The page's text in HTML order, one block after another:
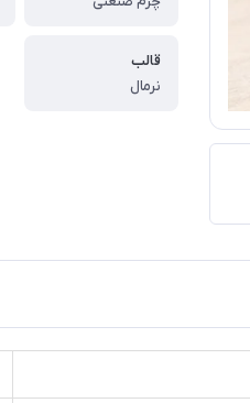
قالب
نرمال